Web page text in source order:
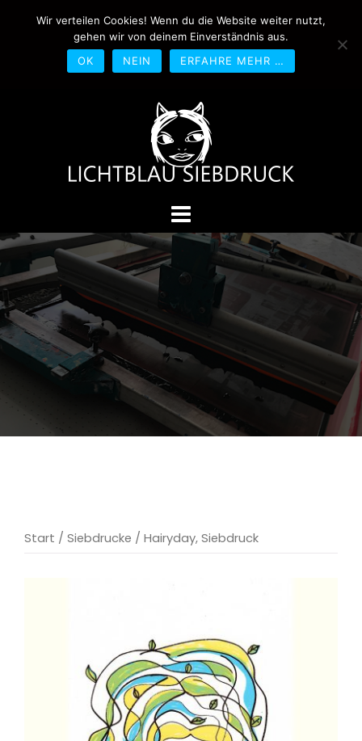
0170-4800361
drucken@lichtblau-
siebdruck.de
Schwedlerstraße 1 - 5 60314
Frankfurt
Start / Siebdrucke / Hairyday, Siebdruck
Wir verteilen Cookies! Wenn du die Website weiter nutzt,
gehen wir von deinem Einverständnis aus.
OK
NEIN ERFAHRE MEHR …